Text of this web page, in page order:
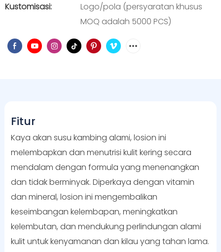
Kustomisasi:
Logo/pola (persyaratan khusus
MOQ adalah 5000 PCS)
Fitur
Kaya akan susu kambing alami, losion ini
melembapkan dan menutrisi kulit kering secara
mendalam dengan formula yang menenangkan
dan tidak berminyak. Diperkaya dengan vitamin
dan mineral, losion ini mengembalikan
keseimbangan kelembapan, meningkatkan
kelembutan, dan mendukung perlindungan alami
kulit untuk kenyamanan dan kilau yang tahan lama.